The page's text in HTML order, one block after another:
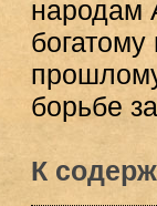
народам
борьбе
К